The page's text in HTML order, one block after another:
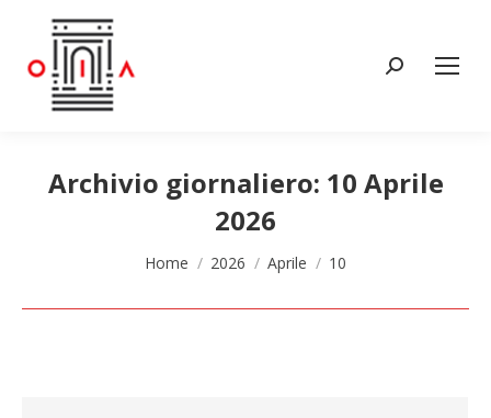
Cerca:
Archivio giornaliero: 10 Aprile
2026
Tu sei qui:
Home 2026 Aprile 10